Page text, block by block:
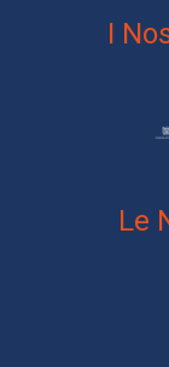
I
Le